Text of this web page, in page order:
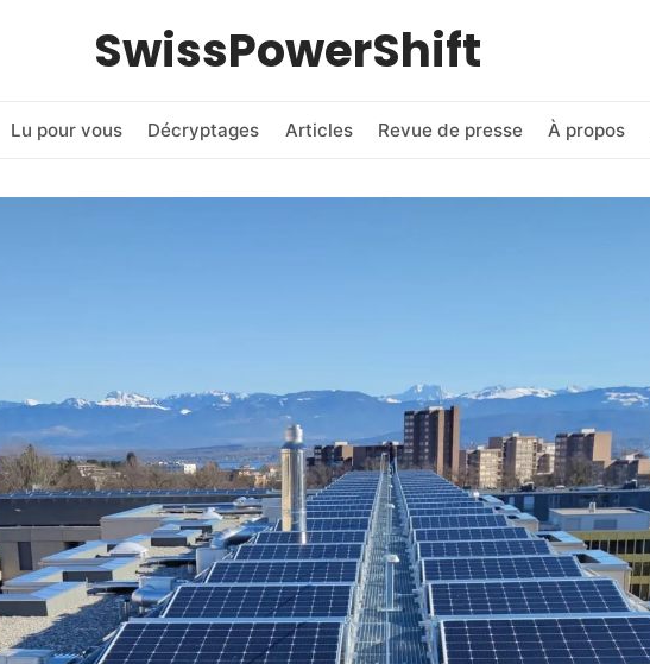
SwissPowerShift
Lu pour vous Décryptages Articles Revue de presse À propos